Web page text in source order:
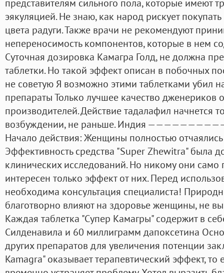
эякуляцией. Не знаю, как народ рискует
цвета радуги. Также врачи не рекомендуют
непереносимость компонентов, которые в нем
Суточная дозировка Камагра Голд, не должна
таблетки. Но такой эффект описан в побочных
не советую Я возможно этими таблетками убил
препараты Только лучшее качество дженериков
производителей. Действие тадалафил начнется
возбуждении, не раньше. Индия
Начало действия: Женщины полностью
Эффективность средства "Super Zhewitra" была
клинических исследований. Но никому они само
интересен только эффект от них. Перед
необходима консультация специалиста!
благотворно влияют на здоровье женщины, не
Каждая таблетка "Супер Камагры" содержит в
Силденавила и 60 миллиграмм дапоксетина
других препаратов для увеличения потенции
Kamagra" оказывает терапевтический эффект, то